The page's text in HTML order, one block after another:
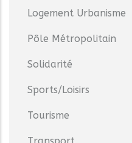
Logement Urbanisme
Pôle Métropolitain
Solidarité
Sports/Loisirs
Tourisme